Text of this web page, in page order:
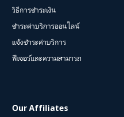
วิธีการชำระเงิน
ชำระค่าบริการออนไลน์
แจ้งชำระค่าบริการ
ฟีเจอร์และความสามารถ
Our Affiliates